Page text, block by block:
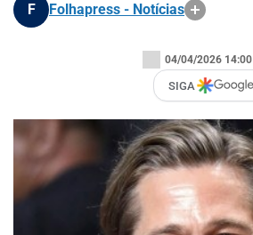
F Folhapress - Notícias
04/04/2026 14:00
SIGA